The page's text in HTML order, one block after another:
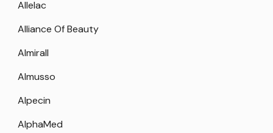
Allelac
Alliance Of Beauty
Almirall
Almusso
Alpecin
AlphaMed